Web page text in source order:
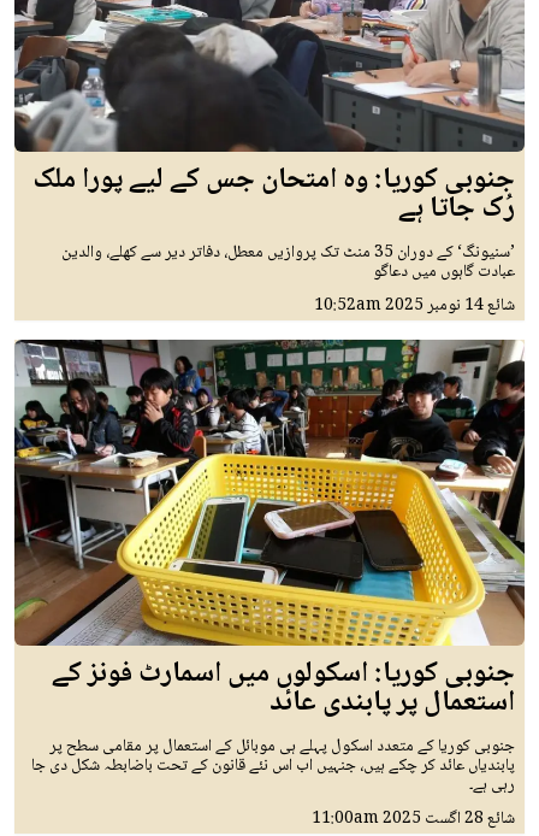
جنوبی کوریا: وہ امتحان جس کے لیے پورا ملک
رُک جاتا ہے
’سنیونگ‘ کے دوران 35 منٹ تک پروازیں معطل، دفاتر دیر سے کھلے، والدین
عبادت گاہوں میں دعاگو
شائع14 نومبر 2025 10:52am
جنوبی کوریا: اسکولوں میں اسمارٹ فونز کے
استعمال پر پابندی عائد
جنوبی کوریا کے متعدد اسکول پہلے ہی موبائل کے استعمال پر مقامی سطح پر
پابندیاں عائد کر چکے ہیں، جنہیں اب اس نئے قانون کے تحت باضابطہ شکل دی جا
رہی ہے۔
شائع28 اگست 2025 11:00am